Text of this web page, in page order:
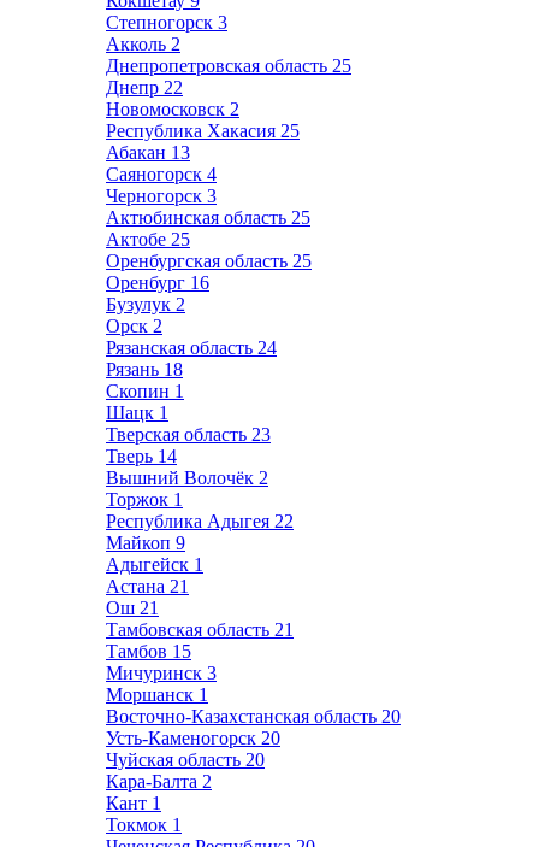
Степногорск 3
Акколь 2
Днепропетровская область 25
Днепр 22
Новомосковск 2
Республика Хакасия 25
Абакан 13
Саяногорск 4
Черногорск 3
Актюбинская область 25
Актобе 25
Оренбургская область 25
Оренбург 16
Бузулук 2
Орск 2
Рязанская область 24
Рязань 18
Скопин 1
Шацк 1
Тверская область 23
Тверь 14
Вышний Волочёк 2
Торжок 1
Республика Адыгея 22
Майкоп 9
Адыгейск 1
Астана 21
Ош 21
Тамбовская область 21
Тамбов 15
Мичуринск 3
Моршанск 1
Восточно-Казахстанская область 20
Усть-Каменогорск 20
Чуйская область 20
Кара-Балта 2
Кант 1
Токмок 1